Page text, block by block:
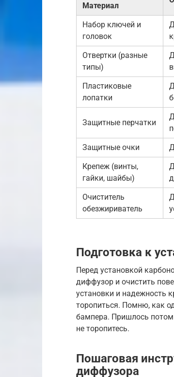
Материал
Набор ключей и
головок
Отвертки (разные
типы)
Пластиковые
лопатки
Защитные перчатки
Защитные очки
Крепеж (винты,
гайки, шайбы)
Очиститель
обезжириватель
Подготовка к
Перед установкой
диффузор и очистить
установки и надежность
торопиться. Помню, как
бампера. Пришлось потом
не торопитесь.
Пошаговая
диффузора